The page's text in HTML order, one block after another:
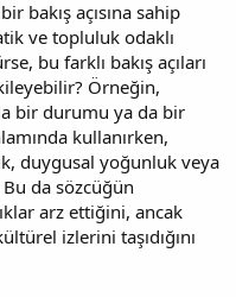
bakış açısına sahip
ve topluluk odaklı
bu farklı bakış açıları
Örneğin,
bir durumu ya da bir
kullanırken,
duygusal yoğunluk veya
da sözcüğün
arz ettiğini, ancak
izlerini taşıdığını